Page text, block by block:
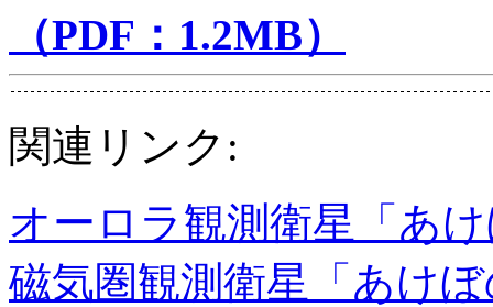
（PDF：1.2MB）
関連リンク:
オーロラ観測衛星「あ
磁気圏観測衛星「あけ